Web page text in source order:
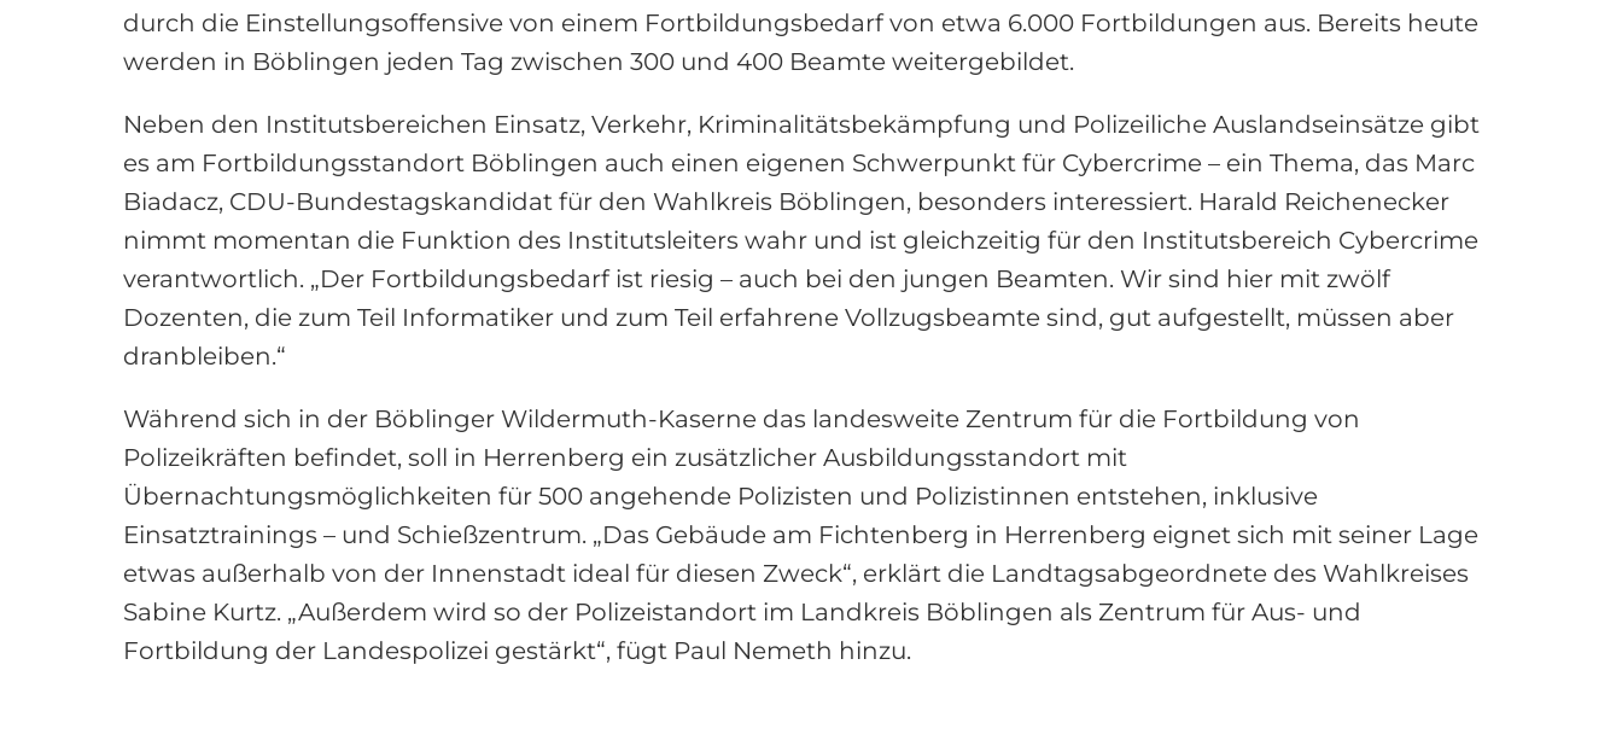
durch die Einstellungsoffensive von einem Fortbildungsbedarf von etwa 6.000 Fortbildungen aus. Bereits heute
werden in Böblingen jeden Tag zwischen 300 und 400 Beamte weitergebildet.
Neben den Institutsbereichen Einsatz, Verkehr, Kriminalitätsbekämpfung und Polizeiliche Auslandseinsätze gibt
es am Fortbildungsstandort Böblingen auch einen eigenen Schwerpunkt für Cybercrime – ein Thema, das Marc
Biadacz, CDU-Bundestagskandidat für den Wahlkreis Böblingen, besonders interessiert. Harald Reichenecker
nimmt momentan die Funktion des Institutsleiters wahr und ist gleichzeitig für den Institutsbereich Cybercrime
verantwortlich. „Der Fortbildungsbedarf ist riesig – auch bei den jungen Beamten. Wir sind hier mit zwölf
Dozenten, die zum Teil Informatiker und zum Teil erfahrene Vollzugsbeamte sind, gut aufgestellt, müssen aber
dranbleiben.“
Während sich in der Böblinger Wildermuth-Kaserne das landesweite Zentrum für die Fortbildung von
Polizeikräften befindet, soll in Herrenberg ein zusätzlicher Ausbildungsstandort mit
Übernachtungsmöglichkeiten für 500 angehende Polizisten und Polizistinnen entstehen, inklusive
Einsatztrainings – und Schießzentrum. „Das Gebäude am Fichtenberg in Herrenberg eignet sich mit seiner Lage
etwas außerhalb von der Innenstadt ideal für diesen Zweck“, erklärt die Landtagsabgeordnete des Wahlkreises
Sabine Kurtz. „Außerdem wird so der Polizeistandort im Landkreis Böblingen als Zentrum für Aus- und
Fortbildung der Landespolizei gestärkt“, fügt Paul Nemeth hinzu.